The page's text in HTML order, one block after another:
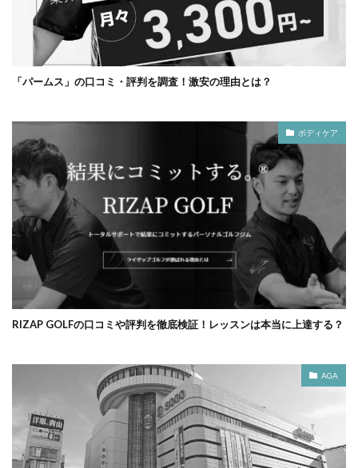
「パームス」の口コミ・評判を調査！激安の理由とは？
ボディケア
RIZAP GOLFの口コミや評判を徹底検証！レッスンは本当に上達する？
AGA